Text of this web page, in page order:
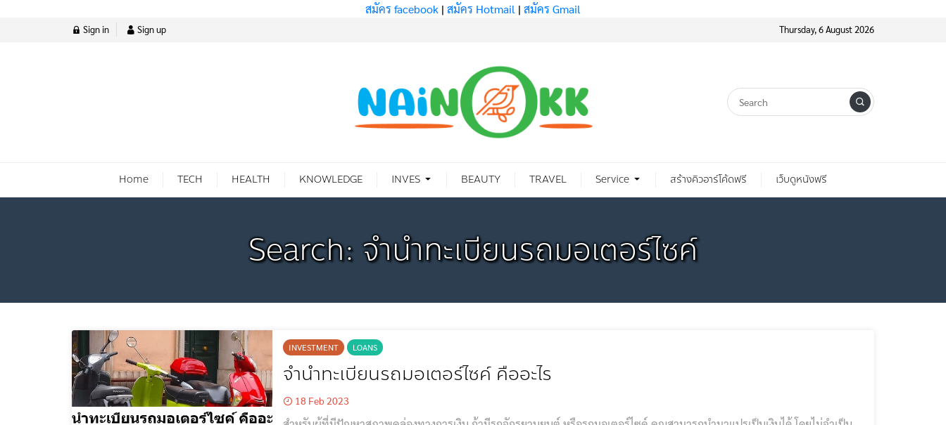
สมัคร facebook | สมัคร Hotmail | สมัคร Gmail
Sign in Sign up Thursday, 6 August 2026
Home TECH HEALTH KNOWLEDGE INVES BEAUTY TRAVEL Service สร้างคิวอาร์โค้ดฟรี เว็บดูหนังฟรี
Search: จำนำทะเบียนรถมอเตอร์ไซค์
INVESTMENT LOANS
จำนำทะเบียนรถมอเตอร์ไซค์ คืออะไร
18 Feb 2023